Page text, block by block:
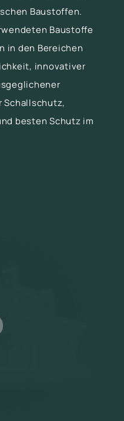
Baustoffen.
Baustoffe
in den Bereichen
innovativer
Schallschutz,
besten Schutz im